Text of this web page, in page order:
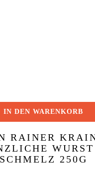
IN DEN WARENKORB
RAINER
SCHMELZ 250G